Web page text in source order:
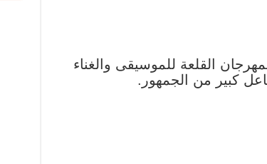
القلعة للموسيقى والغناء